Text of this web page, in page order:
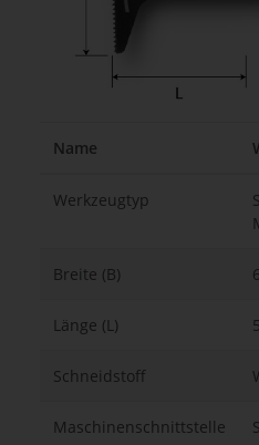
Name
Werkzeugtyp
Breite (B)
Länge (L)
Schneidstoff
Maschinenschnittstelle